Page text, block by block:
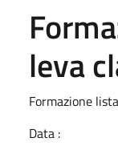
leva
Formazione
Data :